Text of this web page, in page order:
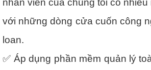
nhân viên của chúng tôi có
với những dòng cửa cuốn công
loan.
✅ Áp dụng phần mềm quản lý